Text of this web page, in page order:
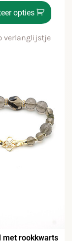
opties
verlanglijstje
met rookkwarts